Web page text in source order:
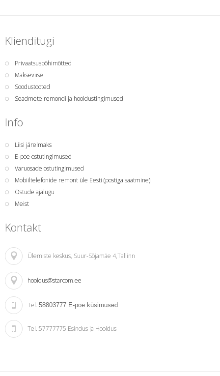
Klienditugi
Privaatsuspõhimõtted
Makseviise
Soodustooted
Seadmete remondi ja hooldustingimused
Info
Liisi järelmaks
E-poe ostutingimused
Varuosade ostutingimused
Mobiiltelefonide remont üle Eesti (postiga saatmine)
Ostude ajalugu
Meist
Kontakt
Ülemiste keskus, Suur-Sõjamäe 4,Tallinn
hooldus@starcom.ee
Tel.:58803777 E-poe küsimused
Tel.:57777775 Esindus ja Hooldus